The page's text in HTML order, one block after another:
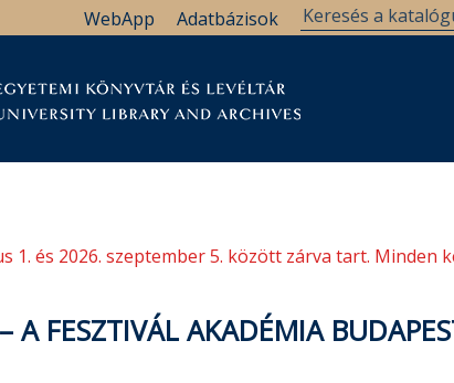
Adatbázisok
WebApp
1. és 2026. szeptember 5. között zárva tart.
A FESZTIVÁL AKADÉMIA